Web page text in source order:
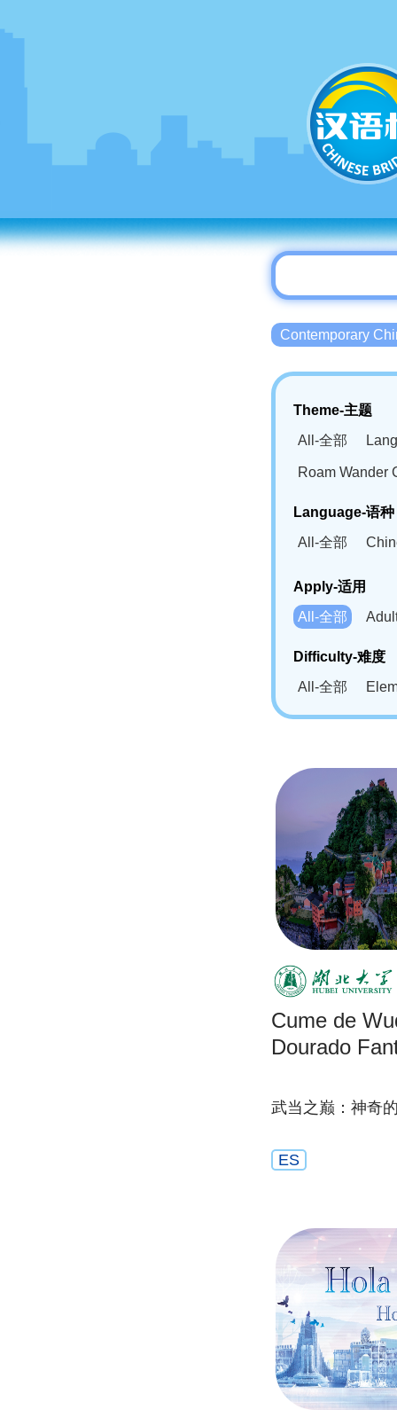
Contemporary
Theme-主题
All-全部
Roam Wander
Language-语种
All-全部
Bahasa
Swahili(SW)-
Apply-适用
All-全部
Difficulty-难度
All-全部
Cume de
Dourado
武当之巅：神奇
ES